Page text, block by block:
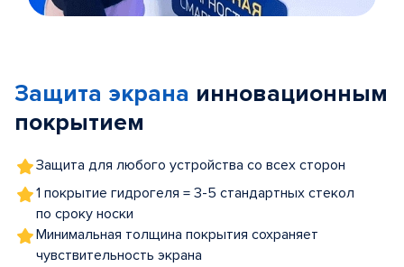
5
Защита экрана инновационным
покрытием
Защита для любого устройства со всех сторон
1 покрытие гидрогеля = 3-5 стандартных стекол
по сроку носки
Минимальная толщина покрытия сохраняет
чувствительность экрана